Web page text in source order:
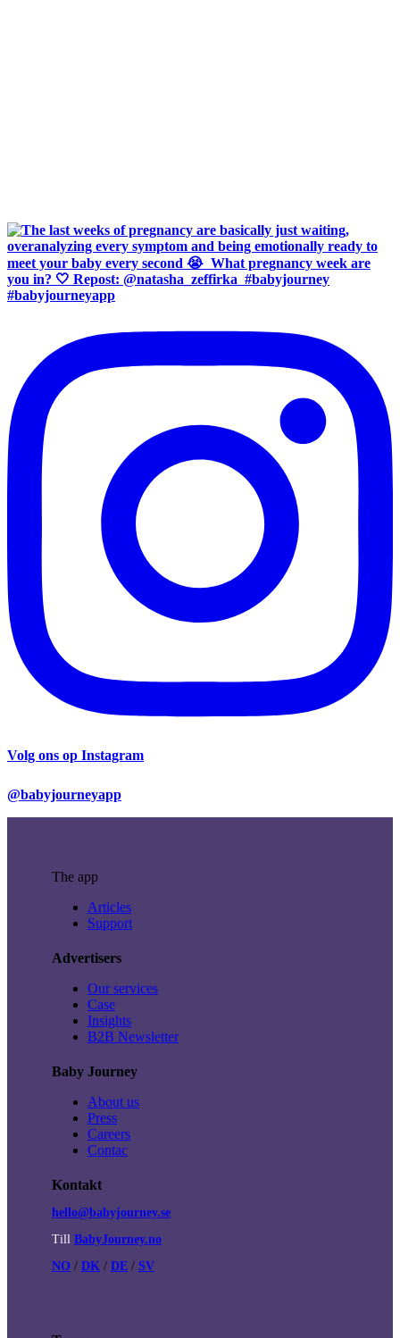
Volg ons op Instagram
@babyjourneyapp
The app
Articles
Support
Advertisers
Our services
Case
Insights
B2B Newsletter
Baby Journey
About us
Press
Careers
Contac
Kontakt
hello@babyjourney.se
Till BabyJourney.no
NO / DK / DE / SV